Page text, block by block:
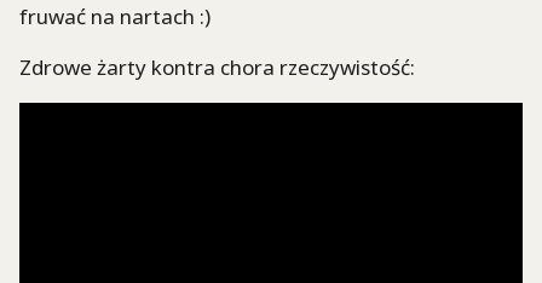
fruwać na nartach :)
Zdrowe żarty kontra chora rzeczywistość: